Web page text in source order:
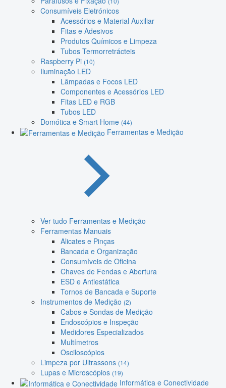
Consumíveis Eletrónicos
Acessórios e Material Auxiliar
Fitas e Adesivos
Produtos Químicos e Limpeza
Tubos Termorretrácteis
Raspberry Pi (10)
Iluminação LED
Lâmpadas e Focos LED
Componentes e Acessórios LED
Fitas LED e RGB
Tubos LED
Domótica e Smart Home (44)
Ferramentas e Medição
Ver tudo Ferramentas e Medição
Ferramentas Manuais
Alicates e Pinças
Bancada e Organização
Consumíveis de Oficina
Chaves de Fendas e Abertura
ESD e Antiestática
Tornos de Bancada e Suporte
Instrumentos de Medição (2)
Cabos e Sondas de Medição
Endoscópios e Inspeção
Medidores Especializados
Multímetros
Osciloscópios
Limpeza por Ultrassons (14)
Lupas e Microscópios (19)
Informática e Conectividade